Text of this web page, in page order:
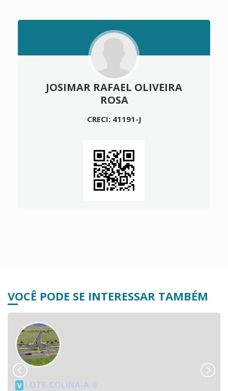
JOSIMAR RAFAEL OLIVEIRA
ROSA
CRECI: 41191-J
VOCÊ PODE SE INTERESSAR TAMBÉM
V LOTE-COLINA-A-9